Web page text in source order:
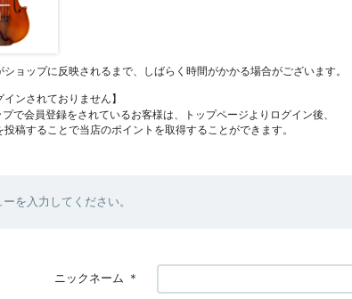
ショップに反映されるまで、しばらく時間がかかる場合がございます。
インされておりません】
で会員登録をされているお客様は、トップページよりログイン後、
投稿することで当店のポイントを取得することができます。
ーを入力してください。
ニックネーム ＊